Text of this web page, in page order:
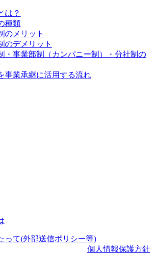
は？
種類
のメリット
のデメリット
・事業部制（カンパニー制）・分社制の
事業承継に活用する流れ
って(外部送信ポリシー等)
個人情報保護方針